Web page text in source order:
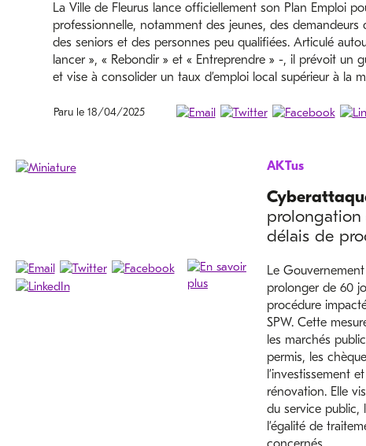
La Ville de Fleurus lance officiellement son Plan Emploi
professionnelle, notamment des jeunes, des demandeurs
des seniors et des personnes peu qualifiées. Articulé
lancer », « Rebondir » et « Entreprendre » -, il prévoit un
et vise à consolider un taux d’emploi local supérieur à la
Paru le 18/04/2025
AKTus
délais de
Le
prolonger de 60
procédure
SPW. Cette
les marchés
permis, les
l’investissement
rénovation. Elle
du service public,
l’égalité de